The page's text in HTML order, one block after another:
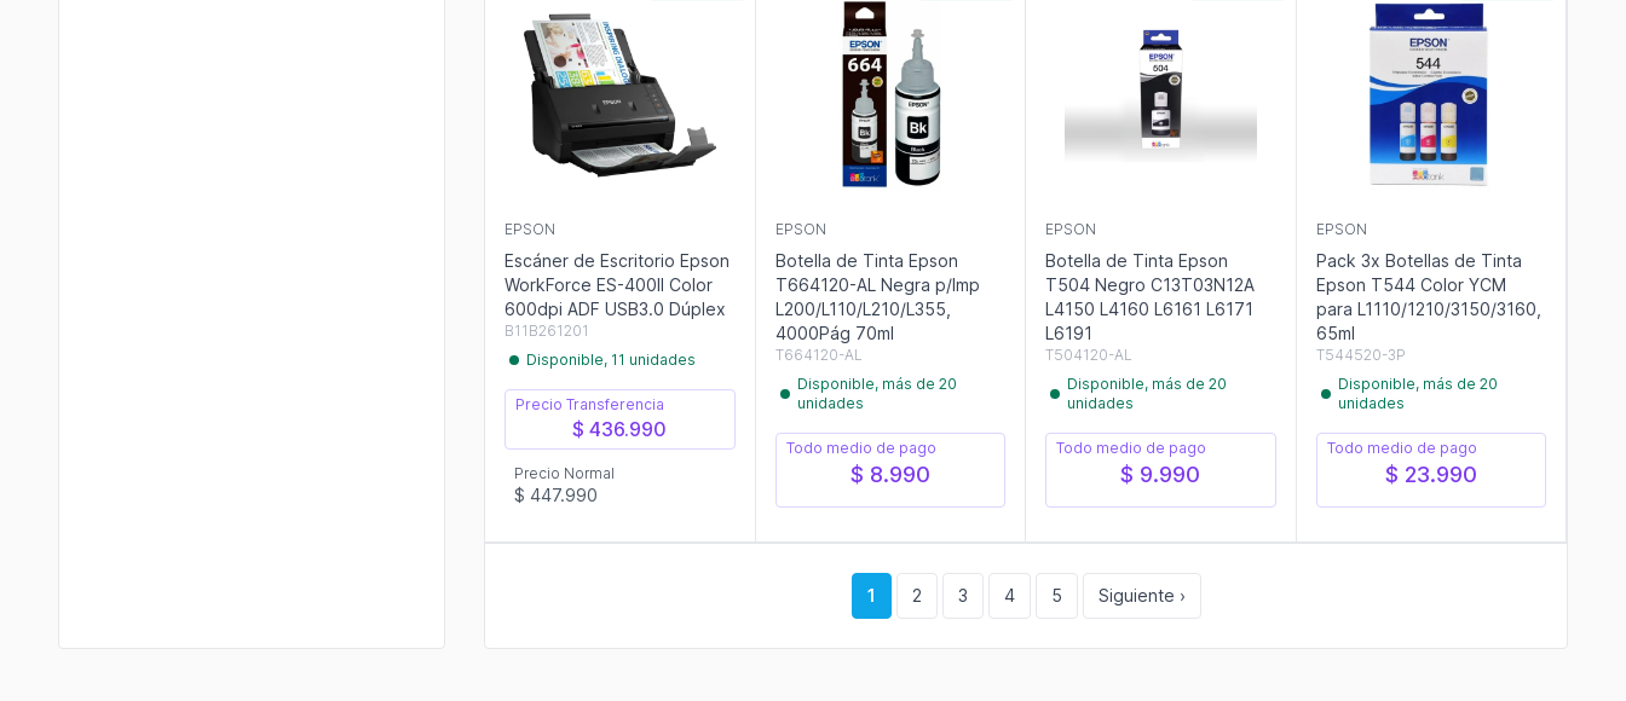
EPSON
Escáner de Escritorio Epson
WorkForce ES-400II Color
600dpi ADF USB3.0 Dúplex
B11B261201
Disponible, 11 unidades
Precio Transferencia
$ 436.990
Precio Normal
$ 447.990
EPSON
Botella de Tinta Epson
T664120-AL Negra p/Imp
L200/L110/L210/L355,
4000Pág 70ml
T664120-AL
Disponible, más de 20
unidades
Todo medio de pago
$ 8.990
EPSON
Botella de Tinta Epson
T504 Negro C13T03N12A
L4150 L4160 L6161 L6171
L6191
T504120-AL
Disponible, más de 20
unidades
Todo medio de pago
$ 9.990
EPSON
Pack 3x Botellas de Tinta
Epson T544 Color YCM
para L1110/1210/3150/3160,
65ml
T544520-3P
Disponible, más de 20
unidades
Todo medio de pago
$ 23.990
1 2 3 4 5 Siguiente ›